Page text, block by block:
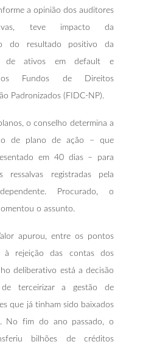
a opinião dos auditores
teve impacto da
do resultado positivo da
de ativos em default e
Fundos de Direitos
Padronizados (FIDC-NP).
o conselho determina a
de plano de ação – que
em 40 dias – para
ressalvas registradas pela
Procurado, o
o assunto.
apurou, entre os pontos
à rejeição das contas dos
deliberativo está a decisão
terceirizar a gestão de
que já tinham sido baixados
No fim do ano passado, o
bilhões de créditos